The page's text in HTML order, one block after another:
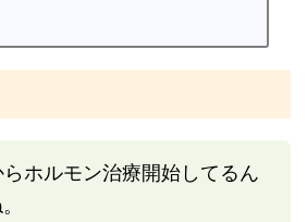
らホルモン治療開始してるん